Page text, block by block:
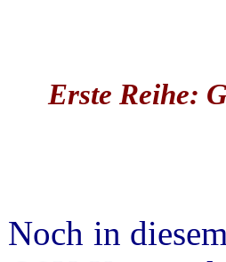
Erste Reihe:
Noch in